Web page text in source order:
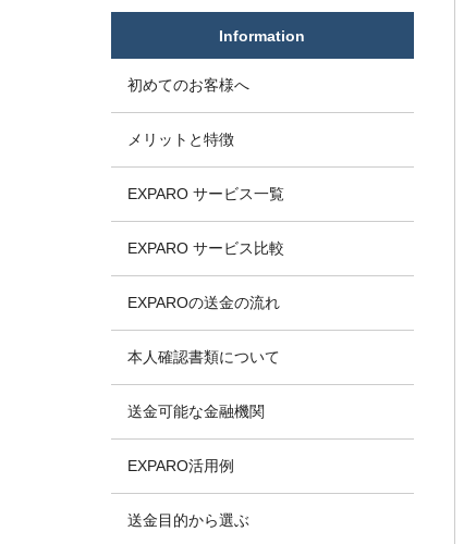
Information
初めてのお客様へ
メリットと特徴
EXPARO サービス一覧
EXPARO サービス比較
EXPAROの送金の流れ
本人確認書類について
送金可能な金融機関
EXPARO活用例
送金目的から選ぶ